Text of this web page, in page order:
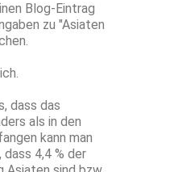
Blog-Eintrag
zu "Asiaten
dass das
als in den
kann man
4,4 % der